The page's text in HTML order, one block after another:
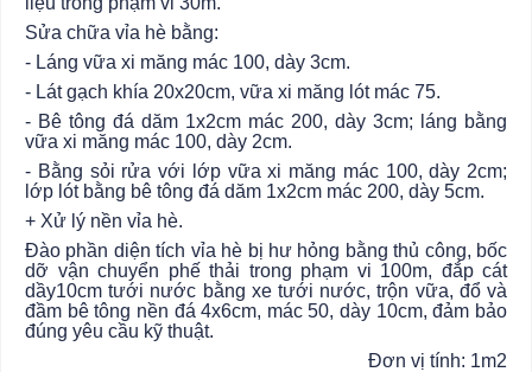
Sửa chữa vỉa hè bằng:
- Láng vữa xi măng mác 100, dày 3cm.
- Lát gạch khía 20x20cm, vữa xi măng lót mác 75.
- Bê tông đá dăm 1x2cm mác 200, dày 3cm; láng bằng
vữa xi măng mác 100, dày 2cm.
- Bằng sỏi rửa với lớp vữa xi măng mác 100, dày 2cm;
lớp lót bằng bê tông đá dăm 1x2cm mác 200, dày 5cm.
+ Xử lý nền vỉa hè.
Đào phần diện tích vỉa hè bị hư hỏng bằng thủ công, bốc
dỡ vận chuyển phế thải trong phạm vi 100m, đắp cát
dầy10cm tưới nước bằng xe tưới nước, trộn vữa, đổ và
đầm bê tông nền đá 4x6cm, mác 50, dày 10cm, đảm bảo
đúng yêu cầu kỹ thuật.
Đơn vị tính: 1m2